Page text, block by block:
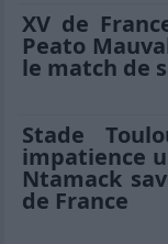
XV de
Peato
le match de
Stade
impatience
Ntamack
de France